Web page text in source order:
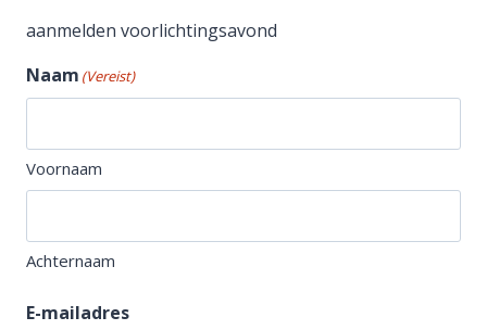
aanmelden voorlichtingsavond
Naam (Vereist)
Voornaam
Achternaam
E-mailadres